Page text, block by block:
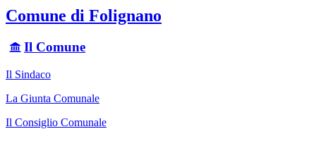
Comune di Folignano
Il Comune
Il Sindaco
La Giunta Comunale
Il Consiglio Comunale